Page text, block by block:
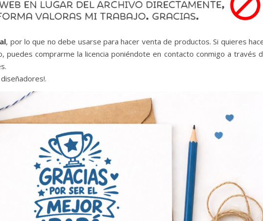
, por lo que no debe usarse para hacer venta de productos. Si quieres
puedes comprarme la licencia poniéndote en contacto conmigo a través